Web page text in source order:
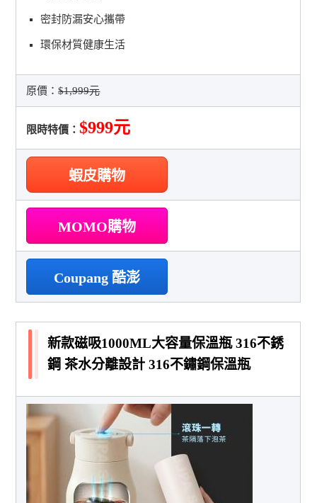
密封防漏安心攜帶
環保材質健康生活
原價：$1,999元
限時特價：$999元
蝦皮購物
MOMO購物
Coupang 酷澎
新款磁吸1000ML大容量保溫瓶 316不銹
鋼 茶水分離設計 316不鏽鋼保溫瓶